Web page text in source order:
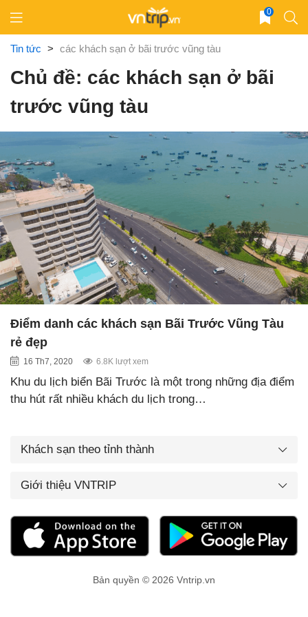
content
0
Tin tức > các khách sạn ở bãi trước vũng tàu
Chủ đề: các khách sạn ở bãi
trước vũng tàu
Điểm danh các khách sạn Bãi Trước Vũng Tàu
rẻ đẹp
16 Th7, 2020 6.8K lượt xem
Khu du lịch biển Bãi Trước là một trong những địa điểm
thu hút rất nhiều khách du lịch trong…
Khách sạn theo tỉnh thành
Giới thiệu VNTRIP
Bản quyền © 2026 Vntrip.vn